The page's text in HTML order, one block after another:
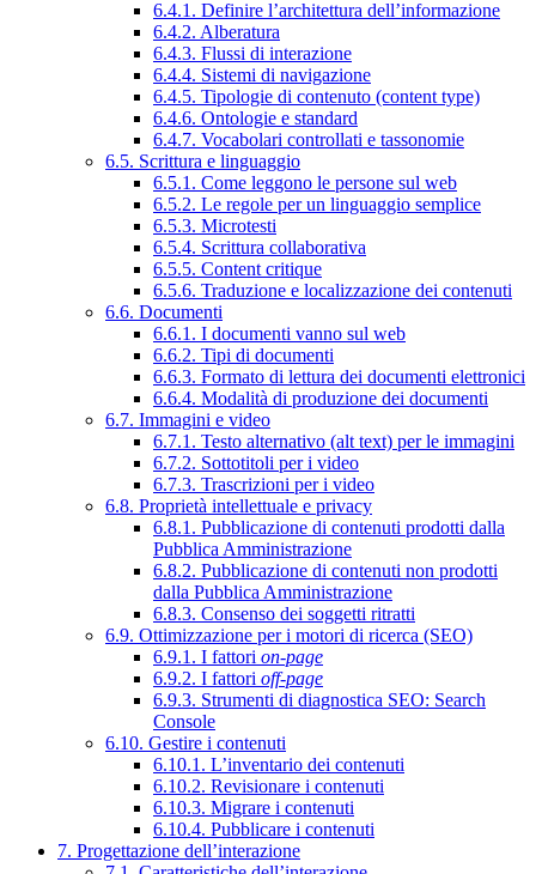
6.4.1. Definire l’architettura dell’informazione
6.4.2. Alberatura
6.4.3. Flussi di interazione
6.4.4. Sistemi di navigazione
6.4.5. Tipologie di contenuto (content type)
6.4.6. Ontologie e standard
6.4.7. Vocabolari controllati e tassonomie
6.5. Scrittura e linguaggio
6.5.1. Come leggono le persone sul web
6.5.2. Le regole per un linguaggio semplice
6.5.3. Microtesti
6.5.4. Scrittura collaborativa
6.5.5. Content critique
6.5.6. Traduzione e localizzazione dei contenuti
6.6. Documenti
6.6.1. I documenti vanno sul web
6.6.2. Tipi di documenti
6.6.3. Formato di lettura dei documenti elettronici
6.6.4. Modalità di produzione dei documenti
6.7. Immagini e video
6.7.1. Testo alternativo (alt text) per le immagini
6.7.2. Sottotitoli per i video
6.7.3. Trascrizioni per i video
6.8. Proprietà intellettuale e privacy
6.8.1. Pubblicazione di contenuti prodotti dalla
Pubblica Amministrazione
6.8.2. Pubblicazione di contenuti non prodotti
dalla Pubblica Amministrazione
6.8.3. Consenso dei soggetti ritratti
6.9. Ottimizzazione per i motori di ricerca (SEO)
6.9.1. I fattori on-page
6.9.2. I fattori off-page
6.9.3. Strumenti di diagnostica SEO: Search
Console
6.10. Gestire i contenuti
6.10.1. L’inventario dei contenuti
6.10.2. Revisionare i contenuti
6.10.3. Migrare i contenuti
6.10.4. Pubblicare i contenuti
7. Progettazione dell’interazione